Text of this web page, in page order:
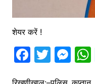
शेयर करें !
F T M